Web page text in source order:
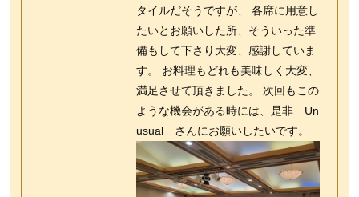
タイルだそうですが、 各席に用意し
たいとお願いした所、そういった準
備もして下さり大変、感謝していま
す。 お料理もどれも美味しく大変、
満足させて頂きました。 次回もこの
ような機会がある時には、是非 Un
usual さんにお願いしたいです。